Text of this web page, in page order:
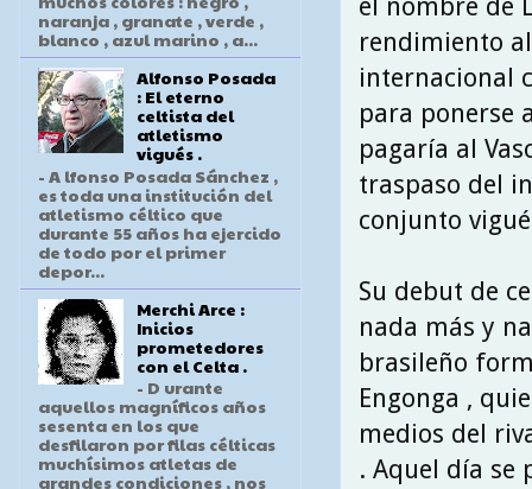
el nombre de
rendimiento
internacional
para ponerse
pagaría al
traspaso del
conjunto
Su debut de
nada más y
brasileño
Engonga ,
medios del
. Aquel día se
naranja , granate , verde ,
blanco , azul marino , a...
Alfonso Posada
: El eterno
celtista del
atletismo
vigués .
- A lfonso Posada Sánchez ,
es toda una institución del
atletismo céltico que
durante 55 años ha ejercido
de todo por el primer
depor...
Merchi Arce :
Inicios
prometedores
con el Celta .
- D urante
aquellos magníficos años
sesenta en los que
desfilaron por filas célticas
muchísimos atletas de
grandes condiciones , nos